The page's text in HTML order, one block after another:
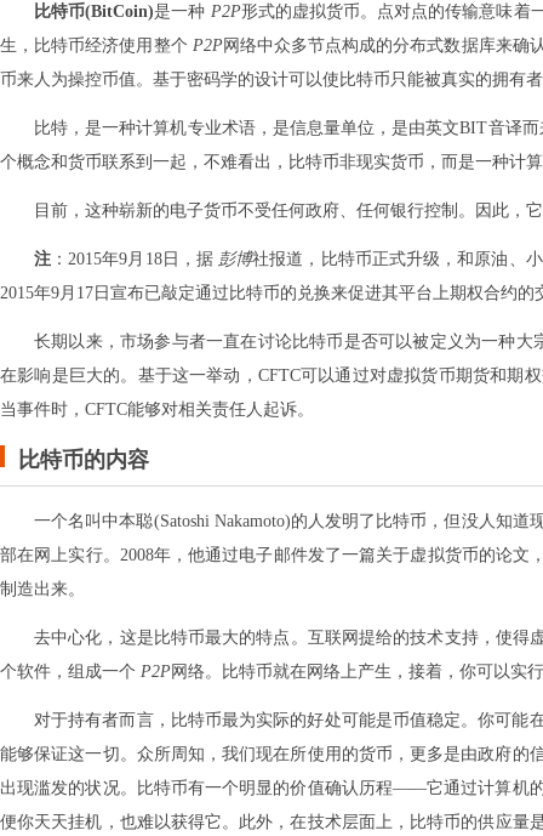
比特币(BitCoin)是一种 P2P形式的虚拟货币。点对点的传输意味着
生，比特币经济使用整个 P2P网络中众多节点构成的分布式数据库来确
币来人为操控币值。基于密码学的设计可以使比特币只能被真实的拥有
比特，是一种计算机专业术语，是信息量单位，是由英文BIT音译
个概念和货币联系到一起，不难看出，比特币非现实货币，而是一种计
目前，这种崭新的电子货币不受任何政府、任何银行控制。因此，
注 ：2015年9月18日，据 彭博社报道，比特币正式升级，和原油、
2015年9月17日宣布已敲定通过比特币的兑换来促进其平台上期权合约的
长期以来，市场参与者一直在讨论比特币是否可以被定义为一种
在影响是巨大的。基于这一举动，CFTC可以通过对虚拟货币期货和期
当事件时，CFTC能够对相关责任人起诉。
比特币的内容
一个名叫中本聪(Satoshi Nakamoto)的人发明了比特币，但没人知
部在网上实行。2008年，他通过电子邮件发了一篇关于虚拟货币的论
制造出来。
去中心化，这是比特币最大的特点。互联网提给的技术支持，使
个软件，组成一个 P2P网络。比特币就在网络上产生，接着，你可以实
对于持有者而言，比特币最为实际的好处可能是币值稳定。你可
能够保证这一切。众所周知，我们现在所使用的货币，更多是由政府
出现滥发的状况。比特币有一个明显的价值确认历程——它通过计算机
便你天天挂机，也难以获得它。此外，在技术层面上，比特币的供应